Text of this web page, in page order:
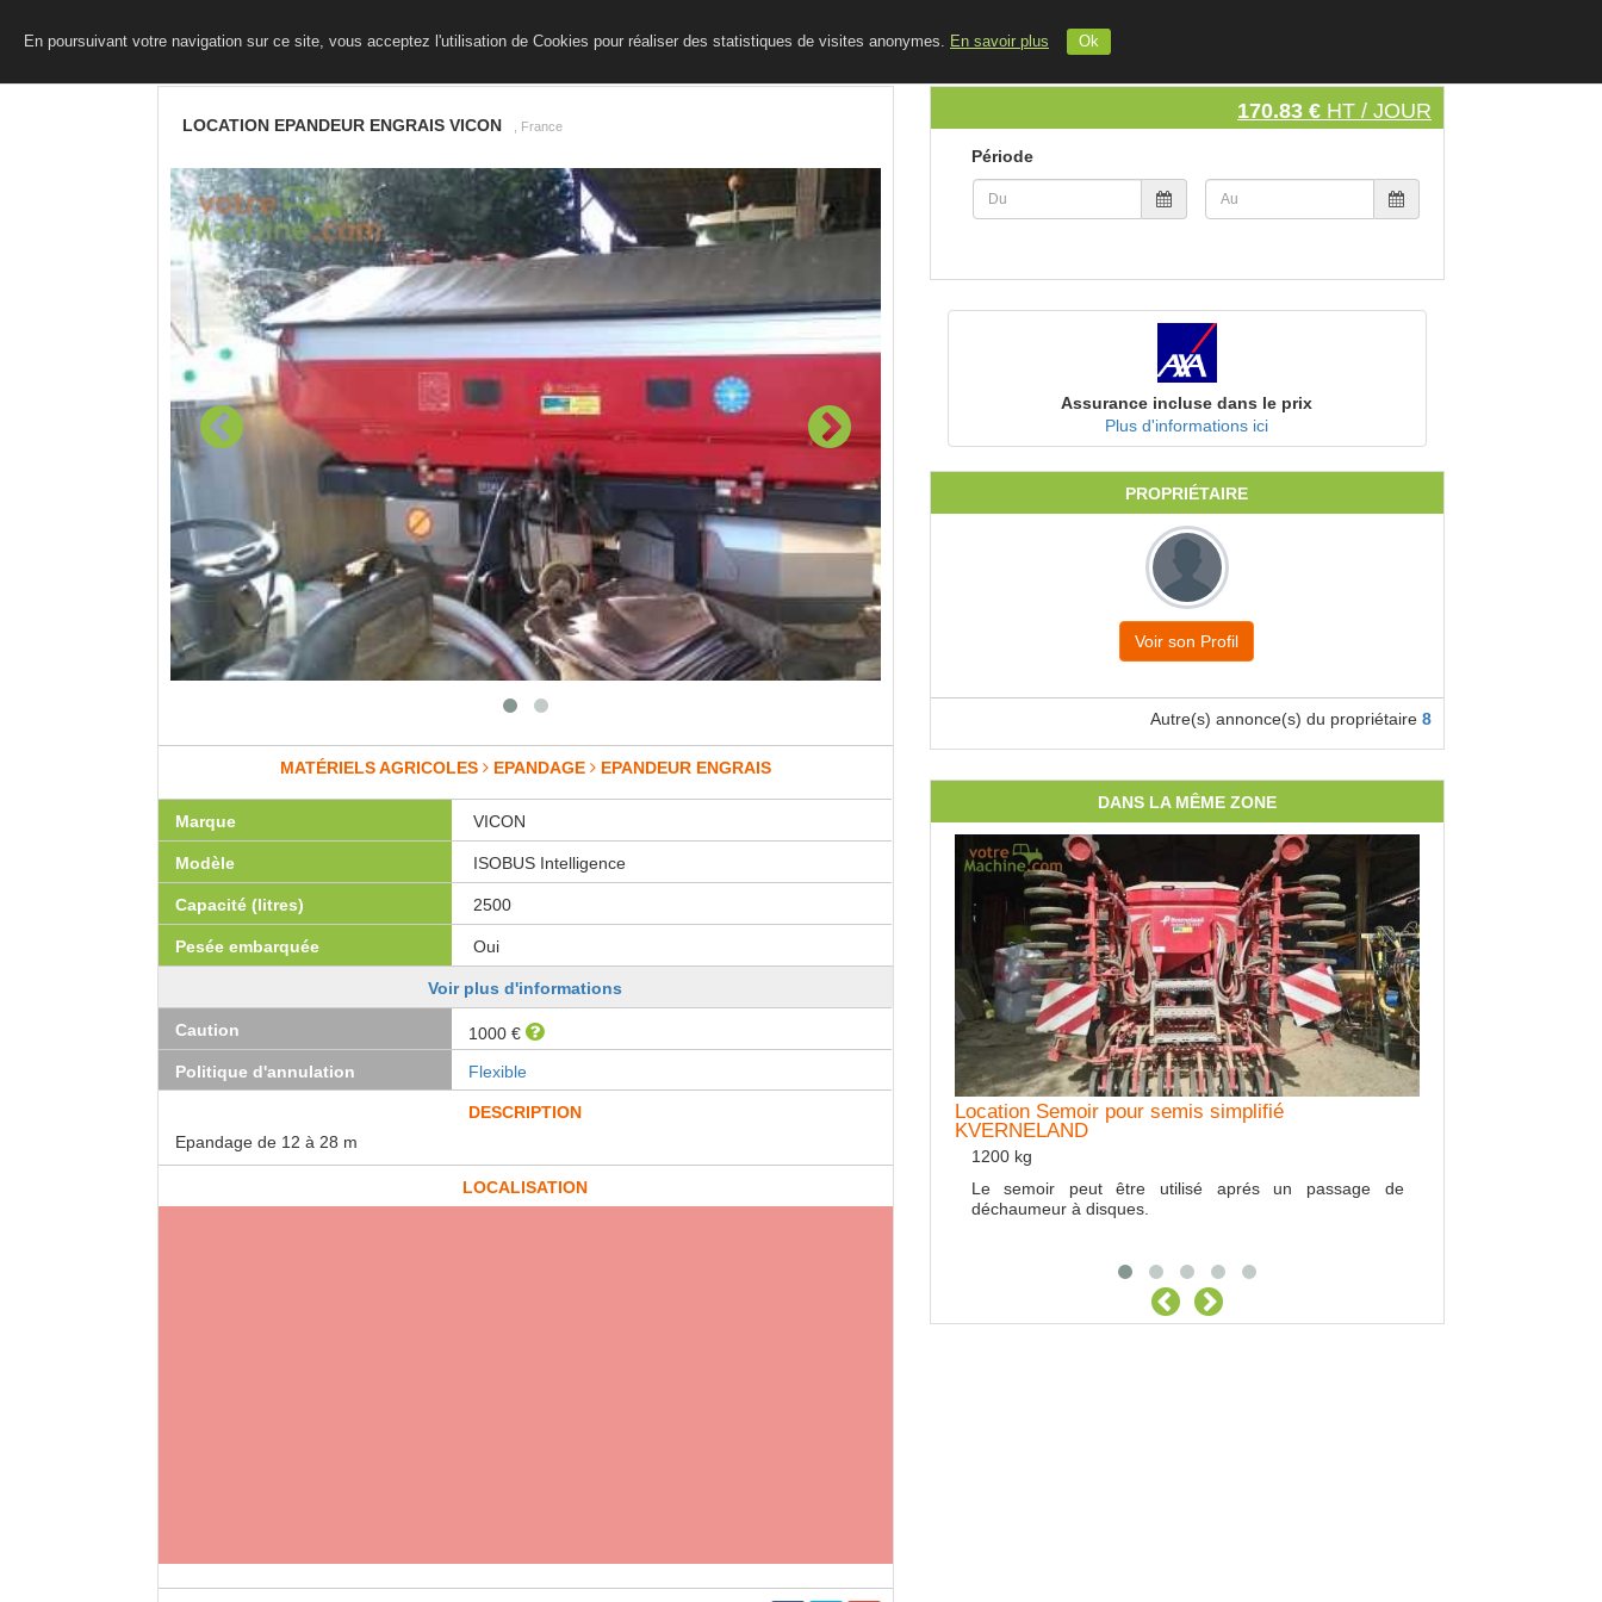
INSCRIVEZ VOTRE MATERIEL
En poursuivant votre navigation sur ce site, vous acceptez l'utilisation de Cookies pour réaliser des statistiques de visites anonymes. En savoir plus Ok
LOCATION EPANDEUR ENGRAIS VICON , France
MATÉRIELS AGRICOLES EPANDAGE EPANDEUR ENGRAIS
Marque VICON
Modèle ISOBUS Intelligence
Capacité (litres) 2500
Pesée embarquée Oui
Voir plus d'informations
Caution
1000 €
Politique d'annulation
Flexible
DESCRIPTION
Epandage de 12 à 28 m
LOCALISATION
170.83 € HT / JOUR
Période
Assurance incluse dans le prix
Plus d'informations ici
PROPRIÉTAIRE
Voir son Profil
Autre(s) annonce(s) du propriétaire 8
DANS LA MÊME ZONE
Location Semoir pour semis simplifié
KVERNELAND
1200 kg
Le semoir peut être utilisé aprés un passage de
déchaumeur à disques.
Location Broyeur d'accotement KUHN
En y